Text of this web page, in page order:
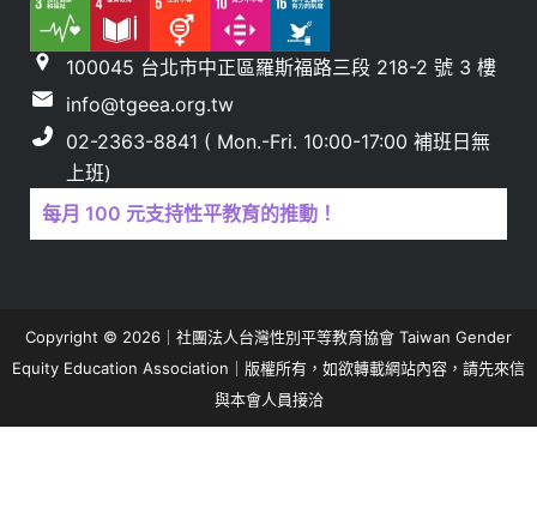
100045 台北市中正區羅斯福路三段 218-2 號 3 樓
info@tgeea.org.tw
02-2363-8841 ( Mon.-Fri. 10:00-17:00 補班日無
上班)
每月 100 元支持性平教育的推動！
Copyright © 2026｜社團法人台灣性別平等教育協會 Taiwan Gender
Equity Education Association｜版權所有，如欲轉載網站內容，請先來信
與本會人員接洽